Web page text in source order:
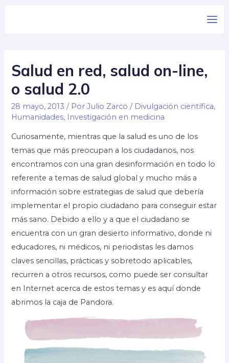
Salud en red, salud on-line,
o salud 2.0
28 mayo, 2013 / PorJulio Zarco / Divulgación científica,
Humanidades, Investigación en medicina
Curiosamente, mientras que la salud es uno de los
temas que más preocupan a los ciudadanos, nos
encontramos con una gran desinformación en todo lo
referente a temas de salud global y mucho más a
información sobre estrategias de salud que debería
implementar el propio ciudadano para conseguir estar
más sano. Debido a ello y a que el ciudadano se
encuentra con un gran desierto informativo, donde ni
educadores, ni médicos, ni periodistas les damos
claves sencillas, prácticas y sobretodo aplicables,
recurren a otros recursos, como puede ser consultar
en Internet acerca de estos temas y es aquí donde
abrimos la caja de Pandora.